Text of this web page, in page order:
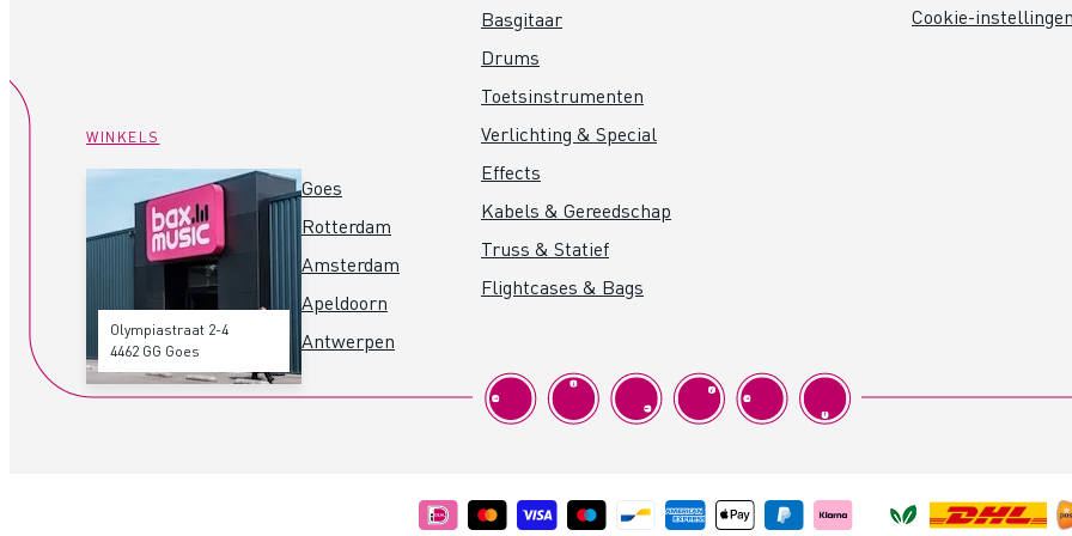
WINKELS
Olympiastraat 2-4
4462 GG Goes
Goes
Rotterdam
Amsterdam
Apeldoorn
Antwerpen
Basgitaar
Drums
Toetsinstrumenten
Verlichting & Special
Effects
Kabels & Gereedschap
Truss & Statief
Flightcases & Bags
Cookie-